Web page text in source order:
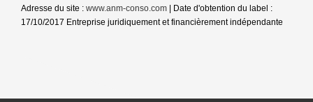
Adresse du site : www.anm-conso.com | Date d'obtention du label :
17/10/2017 Entreprise juridiquement et financièrement indépendante